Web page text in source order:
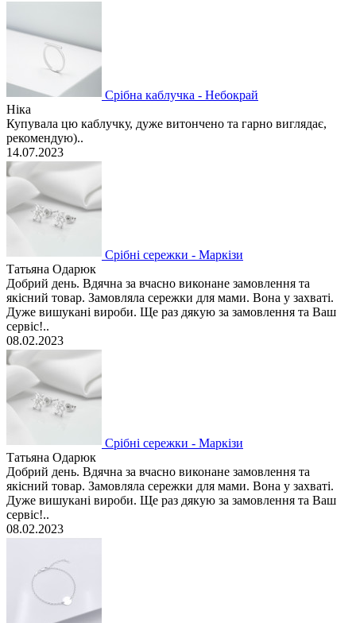
Срібна каблучка - Небокрай
Ніка
Купувала цю каблучку, дуже витончено та гарно виглядає,
рекомендую)..
14.07.2023
Срібні сережки - Маркізи
Татьяна Одарюк
Добрий день. Вдячна за вчасно виконане замовлення та
якісний товар. Замовляла сережки для мами. Вона у захваті.
Дуже вишукані вироби. Ще раз дякую за замовлення та Ваш
сервіс!..
08.02.2023
Срібні сережки - Маркізи
Татьяна Одарюк
Добрий день. Вдячна за вчасно виконане замовлення та
якісний товар. Замовляла сережки для мами. Вона у захваті.
Дуже вишукані вироби. Ще раз дякую за замовлення та Ваш
сервіс!..
08.02.2023